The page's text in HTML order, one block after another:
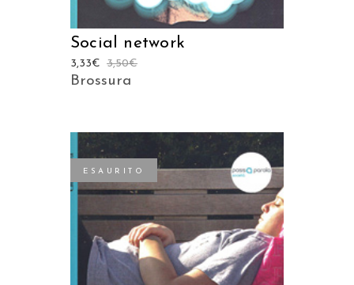
Social network
3,50€
3,33€
Brossura
ESAURITO